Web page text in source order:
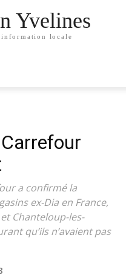
Yvelines
locale
a confirmé la
ex-Dia en France,
Chanteloup-les-
qu’ils n’avaient pas